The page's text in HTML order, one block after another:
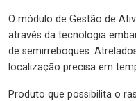
O módulo de Gestão de
através da tecnologia
de semirreboques:
localização precisa em
Produto que possibilita o